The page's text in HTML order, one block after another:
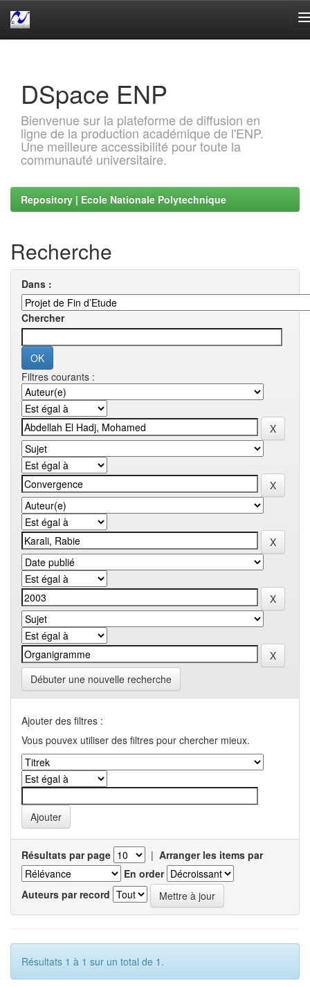
DSpace ENP
Bienvenue sur la plateforme de diffusion en
ligne de la production académique de l'ENP.
Une meilleure accessibilité pour toute la
communauté universitaire.
Repository | Ecole Nationale Polytechnique
Recherche
Dans :
Chercher
Filtres courants :
Débuter une nouvelle recherche
Ajouter des filtres :
Vous pouvex utiliser des filtres pour chercher mieux.
Résultats par page | Arranger les items par
En order
Auteurs par record
Résultats 1 à 1 sur un total de 1.